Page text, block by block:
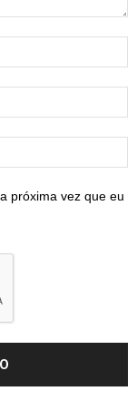
próxima vez que eu